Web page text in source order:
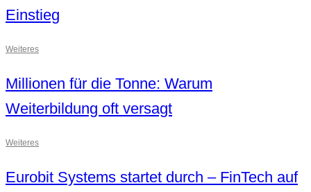
Einstieg
Weiteres
Millionen für die Tonne: Warum
Weiterbildung oft versagt
Weiteres
Eurobit Systems startet durch – FinTech auf